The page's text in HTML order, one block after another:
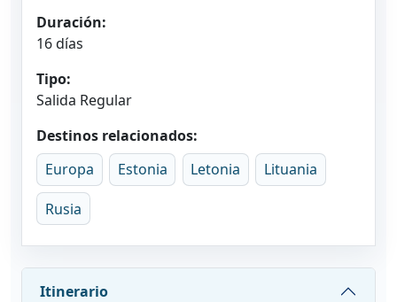
Duración:
16 días
Tipo:
Salida Regular
Destinos relacionados:
Europa
Estonia Letonia Lituania
Rusia
Itinerario